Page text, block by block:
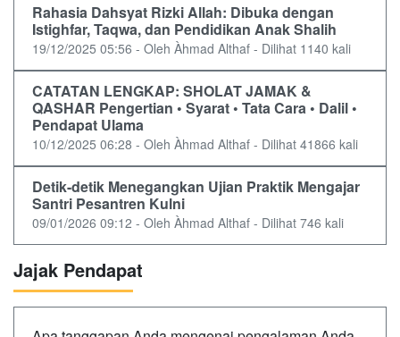
Rahasia Dahsyat Rizki Allah: Dibuka dengan
Istighfar, Taqwa, dan Pendidikan Anak Shalih
19/12/2025 05:56 - Oleh Àhmad Althaf - Dilihat 1140 kali
CATATAN LENGKAP: SHOLAT JAMAK &
QASHAR Pengertian • Syarat • Tata Cara • Dalil •
Pendapat Ulama
10/12/2025 06:28 - Oleh Àhmad Althaf - Dilihat 41866 kali
Detik-detik Menegangkan Ujian Praktik Mengajar
Santri Pesantren Kulni
09/01/2026 09:12 - Oleh Àhmad Althaf - Dilihat 746 kali
Jajak Pendapat